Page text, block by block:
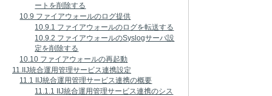
ートを削除する
10.9 ファイアウォールのログ提供
10.9.1 ファイアウォールのログを転送する
10.9.2 ファイアウォールのSyslogサーバ設
定を削除する
10.10 ファイアウォールの再起動
11.IIJ統合運用管理サービス連携設定
11.1 IIJ統合運用管理サービス連携の概要
11.1.1 IIJ統合運用管理サービス連携のシス